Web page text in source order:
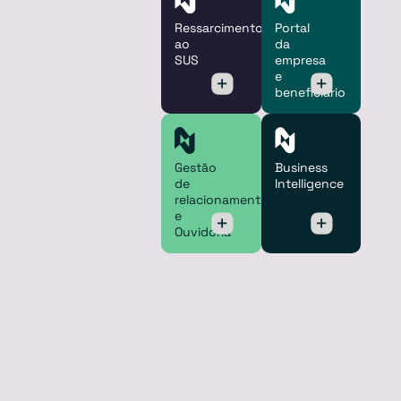
Ressarcimento
ao
SUS
Portal
da
empresa
e
beneficiário
Gestão
de
relacionamento
e
Ouvidoria
Business
Intelligence